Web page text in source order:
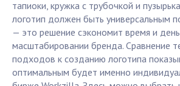
тапиоки, кружка с трубочкой и
логотип должен быть универсальным
— это решение сэкономит время и
масштабировании бренда. Сравнение
подходов к созданию логотипа
оптимальным будет именно